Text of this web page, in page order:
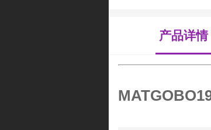
产品详情